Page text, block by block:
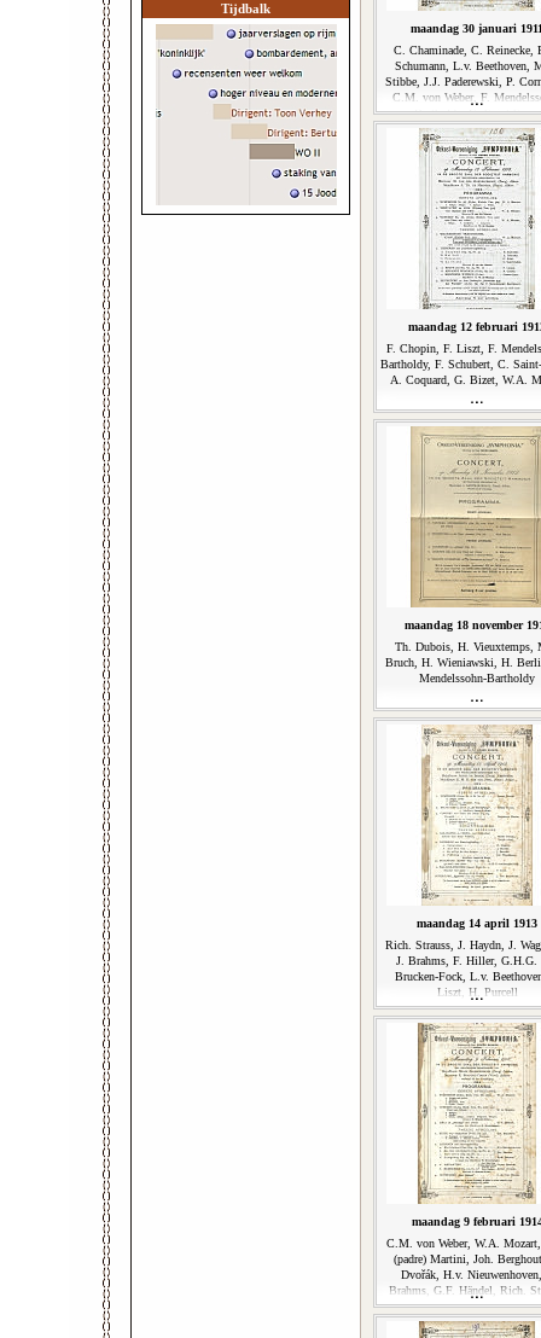
Tijdbalk
maandag 30 januari
C. Chaminade, C. Reinecke,
Schumann, L.v. Beethoven,
Stibbe, J.J. Paderewski, P.
C.M. von Weber, F.
Bartholdy, C. Saint-Saens
maandag 12 februari
F. Chopin, F. Liszt, F.
Bartholdy, F. Schubert, C.
A. Coquard, G. Bizet, W.A.
maandag 18 november
Th. Dubois, H. Vieuxtemps,
Bruch, H. Wieniawski, H.
Mendelssohn-Bartholdy
maandag 14 april 1913
Rich. Strauss, J. Haydn, J.
J. Brahms, F. Hiller, G.H.G.
Brucken-Fock, L.v.
Liszt, H. Purcell
maandag 9 februari
C.M. von Weber, W.A.
(padre) Martini, Joh.
Dvořák, H.v.
Brahms, G.F. Händel, Rich.